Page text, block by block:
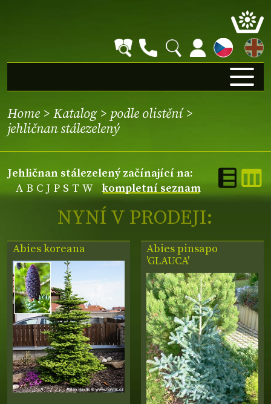
EN
Home > Katalog> podle olistění>
jehličnan stálezelený
jehličnan stálezelený začínající na:
A B C J P S T W kompletní seznam
NYNÍ V PRODEJI:
Abies koreana
Abies pinsapo
'GLAUCA'